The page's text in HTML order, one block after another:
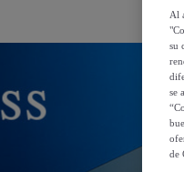
Al
su
se
de